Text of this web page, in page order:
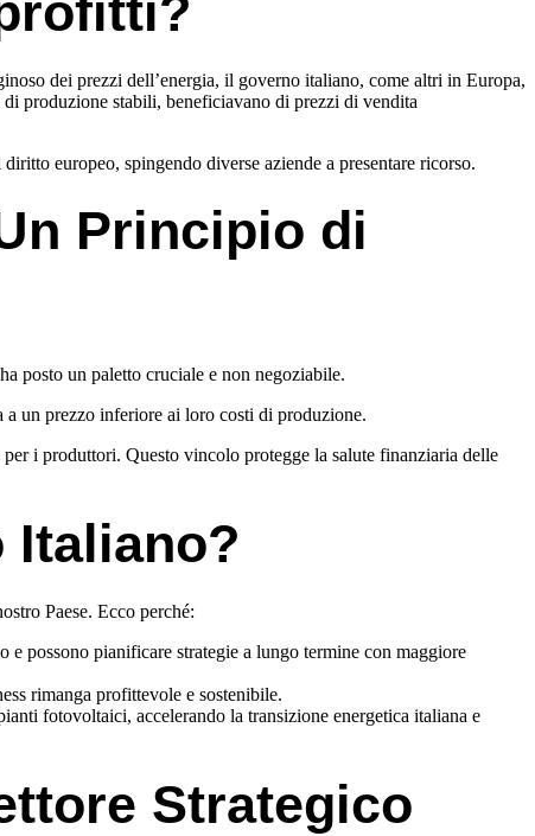
dei prezzi dell’energia, il governo italiano, come altri in Europa,
produzione stabili, beneficiavano di prezzi di vendita
europeo, spingendo diverse aziende a presentare ricorso.
Principio di
posto un paletto cruciale e non negoziabile.
a un prezzo inferiore ai loro costi di produzione.
i produttori. Questo vincolo protegge la salute finanziaria delle
Italiano?
Paese. Ecco perché:
possono pianificare strategie a lungo termine con maggiore
rimanga profittevole e sostenibile.
fotovoltaici, accelerando la transizione energetica italiana e
Strategico